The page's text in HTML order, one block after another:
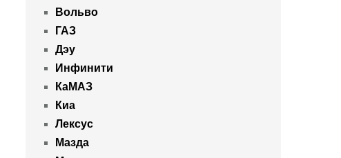
Вольво
ГАЗ
Дэу
Инфинити
КаМАЗ
Киа
Лексус
Мазда